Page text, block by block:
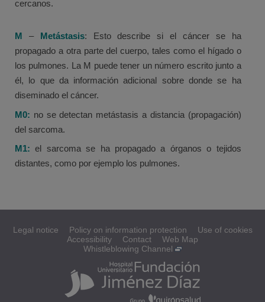
cercanos.
M – Metástasis: Esto describe si el cáncer se ha
propagado a otra parte del cuerpo, tales como el hígado o
los pulmones. La M puede tener un número escrito junto a
él, lo que da información adicional sobre donde se ha
diseminado el cáncer.
M0: no se detectan metástasis a distancia (propagación)
del sarcoma.
M1: el sarcoma se ha propagado a órganos o tejidos
distantes, como por ejemplo los pulmones.
Legal notice Policy on information protection
Use of cookies
Accessibility
Contact
Web Map
Whistleblowing Channel